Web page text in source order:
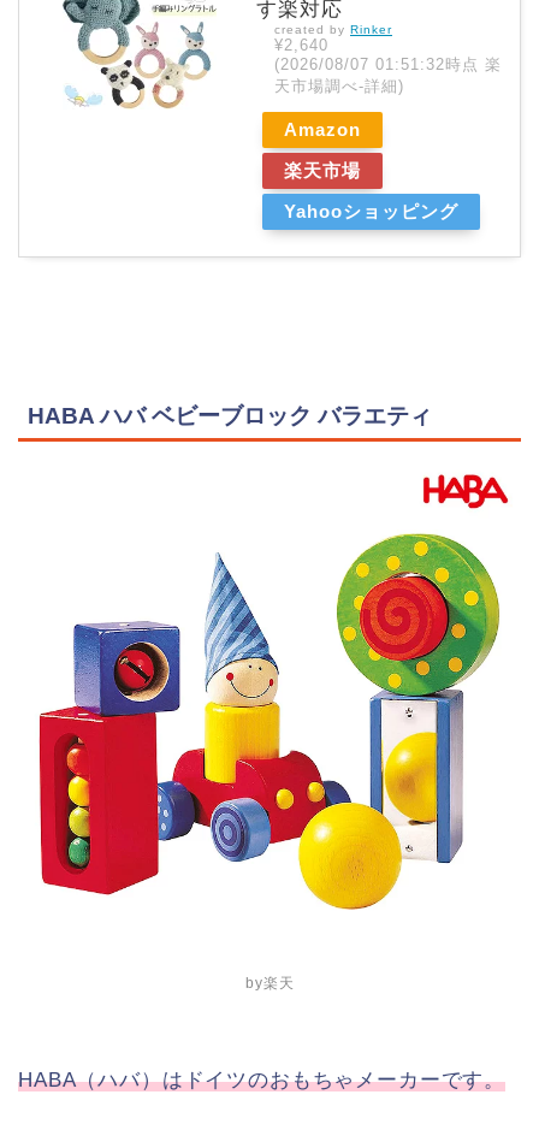
す楽対応
created by Rinker
¥2,640
(2026/08/07 01:51:32時点 楽
天市場調べ-詳細)
Amazon
楽天市場
Yahooショッピング
HABA ハバ ベビーブロック バラエティ
by楽天
HABA（ハバ）はドイツのおもちゃメーカーです。